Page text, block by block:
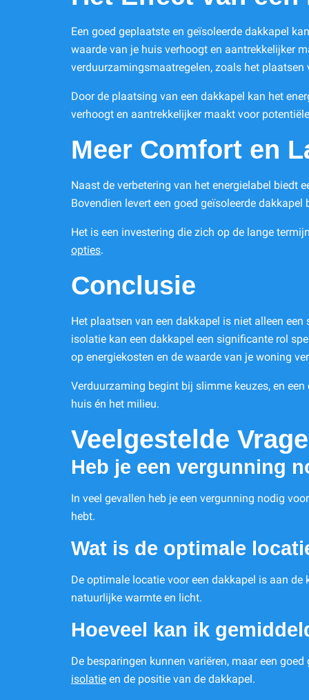
Een goed geplaatste en geïsoleerde dakkapel
waarde van je huis verhoogt en aantrekkelijker
verduurzamingsmaatregelen, zoals het
Door de plaatsing van een dakkapel kan het
verhoogt en aantrekkelijker maakt voor
Meer Comfort en
Naast de verbetering van het energielabel biedt
Bovendien levert een goed geïsoleerde
Het is een investering die zich op de lange
opties.
Conclusie
Het plaatsen van een dakkapel is niet alleen
isolatie kan een dakkapel een significante rol
op energiekosten en de waarde van je woning
Verduurzaming begint bij slimme keuzes, en
huis én het milieu.
Veelgestelde
Heb je een vergunning
In veel gevallen heb je een vergunning nodig
hebt.
Wat is de optimale
De optimale locatie voor een dakkapel is aan
natuurlijke warmte en licht.
Hoeveel kan ik
De besparingen kunnen variëren, maar een
isolatie en de positie van de dakkapel.